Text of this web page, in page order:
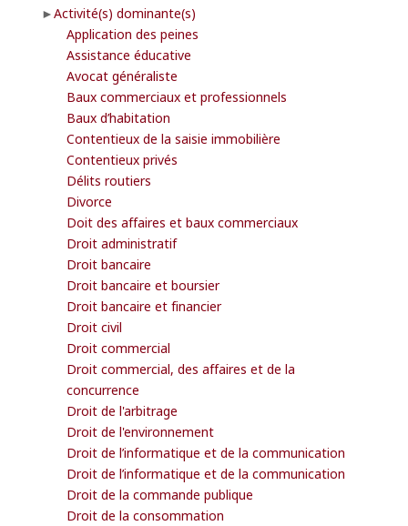
Activité(s) dominante(s)
Application des peines
Assistance éducative
Avocat généraliste
Baux commerciaux et professionnels
Baux d’habitation
Contentieux de la saisie immobilière
Contentieux privés
Délits routiers
Divorce
Doit des affaires et baux commerciaux
Droit administratif
Droit bancaire
Droit bancaire et boursier
Droit bancaire et financier
Droit civil
Droit commercial
Droit commercial, des affaires et de la
concurrence
Droit de l'arbitrage
Droit de l'environnement
Droit de l’informatique et de la communication
Droit de l’informatique et de la communication
Droit de la commande publique
Droit de la consommation